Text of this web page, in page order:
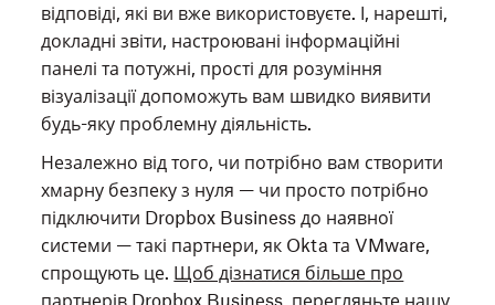
відповіді, які ви вже використовуєте. І, нарешті,
докладні звіти, настроювані інформаційні
панелі та потужні, прості для розуміння
візуалізації допоможуть вам швидко виявити
будь-яку проблемну діяльність.
Незалежно від того, чи потрібно вам створити
хмарну безпеку з нуля — чи просто потрібно
підключити Dropbox Business до наявної
системи — такі партнери, як Okta та VMware,
спрощують це. Щоб дізнатися більше про
партнерів Dropbox Business, перегляньте нашу